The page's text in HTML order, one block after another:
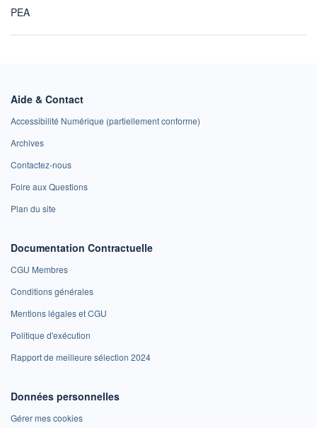
PEA
Aide & Contact
Accessibilité Numérique (partiellement conforme)
Archives
Contactez-nous
Foire aux Questions
Plan du site
Documentation Contractuelle
CGU Membres
Conditions générales
Mentions légales et CGU
Politique d'exécution
Rapport de meilleure sélection 2024
Données personnelles
Gérer mes cookies